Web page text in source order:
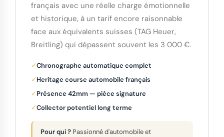
français avec une réelle charge émotionnelle
et historique, à un tarif encore raisonnable
face aux équivalents suisses (TAG Heuer,
Breitling) qui dépassent souvent les 3 000 €.
Chronographe automatique complet
Heritage course automobile français
Présence 42mm — pièce signature
Collector potentiel long terme
Pour qui ? Passionné d'automobile et